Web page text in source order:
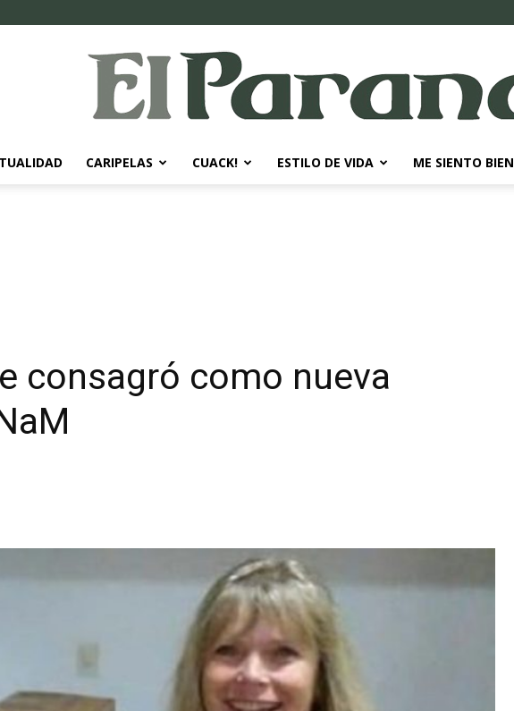
CARIPELAS CUACK! ESTILO DE VIDA ME SIENTO BIEN
consagró como nueva